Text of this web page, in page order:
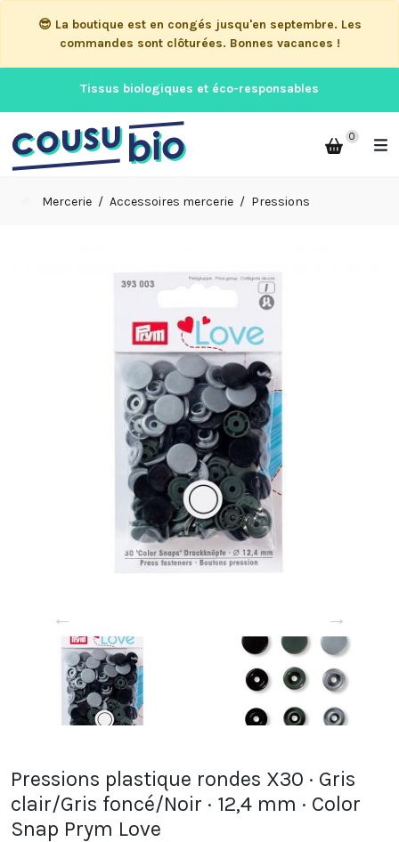
😎 La boutique est en congés jusqu'en septembre. Les
commandes sont clôturées. Bonnes vacances !
Tissus biologiques et éco-responsables
0
Mercerie Accessoires mercerie Pressions
← →
Pressions plastique rondes X30 · Gris
clair/Gris foncé/Noir · 12,4 mm · Color
Snap Prym Love